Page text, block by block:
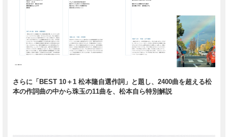
さらに「BEST 10＋1 松本隆自選作詞」と題し、2400曲を超える松
本の作詞曲の中から珠玉の11曲を、松本自ら特別解説